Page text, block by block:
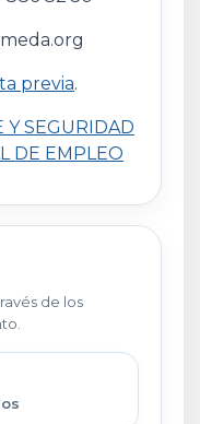
previa.
Y SEGURIDAD
DE EMPLEO
de los